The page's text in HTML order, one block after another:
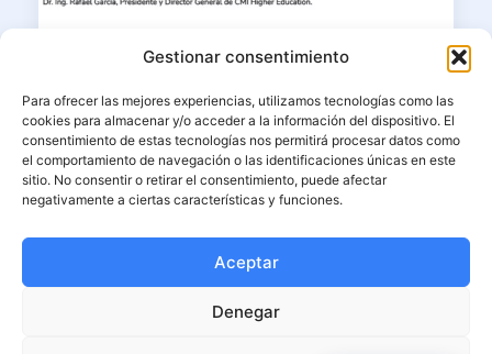
Gestionar consentimiento
Para ofrecer las mejores experiencias, utilizamos tecnologías como las
cookies para almacenar y/o acceder a la información del dispositivo. El
consentimiento de estas tecnologías nos permitirá procesar datos como
el comportamiento de navegación o las identificaciones únicas en este
sitio. No consentir o retirar el consentimiento, puede afectar
negativamente a ciertas características y funciones.
Aceptar
Denegar
23/06/2026
Corresponsables: “La educación
superior debe formar líderes capaces
de unir ciencia, ética e impacto”
El presidente fundador y decano de CMI
Higher Education reflexiona
LEER MÁS